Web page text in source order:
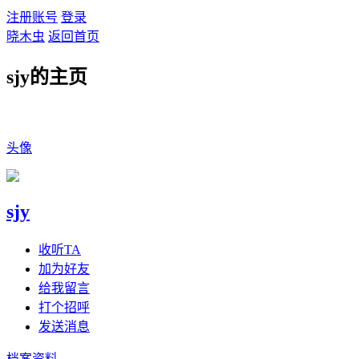
注册账号 登录
晓木虫 返回首页
sjy的主页
头像
sjy
收听TA
加为好友
给我留言
打个招呼
发送消息